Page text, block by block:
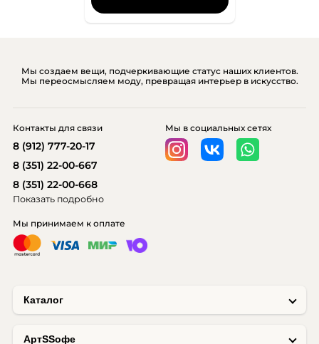
Мы создаем вещи, подчеркивающие статус наших клиентов.
Мы переосмысляем моду, превращая интерьер в искусство.
Каталог
AртSSофе
Мы принимаем к оплате
Мы в социальных сетях
Контакты для связи
8 (912) 777-20-17
8 (351) 22-00-667
8 (351) 22-00-668
Показать подробно